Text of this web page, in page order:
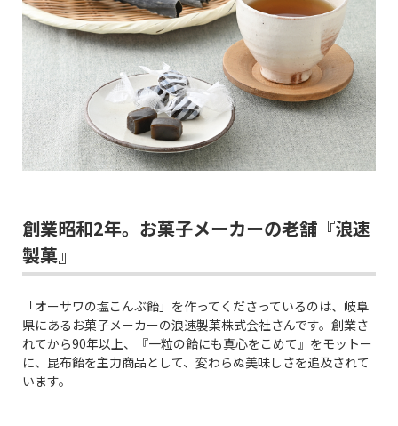
創業昭和2年。お菓子メーカーの老舗『浪速
製菓』
「オーサワの塩こんぶ飴」を作ってくださっているのは、岐阜
県にあるお菓子メーカーの浪速製菓株式会社さんです。創業さ
れてから90年以上、『一粒の飴にも真心をこめて』をモットー
に、昆布飴を主力商品として、変わらぬ美味しさを追及されて
います。